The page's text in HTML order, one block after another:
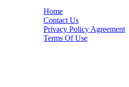
Home
Contact Us
Privacy Policy Agreement
Terms Of Use